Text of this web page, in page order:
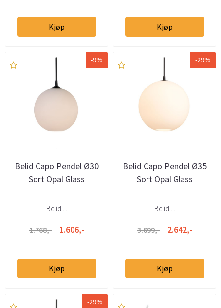
Kjøp Kjøp
-9%
Belid Capo Pendel Ø30
Sort Opal Glass
Belid ...
1.768,- 1.606,-
Kjøp
-29%
Belid Capo Pendel Ø35
Sort Opal Glass
Belid ...
3.699,- 2.642,-
Kjøp
-29%